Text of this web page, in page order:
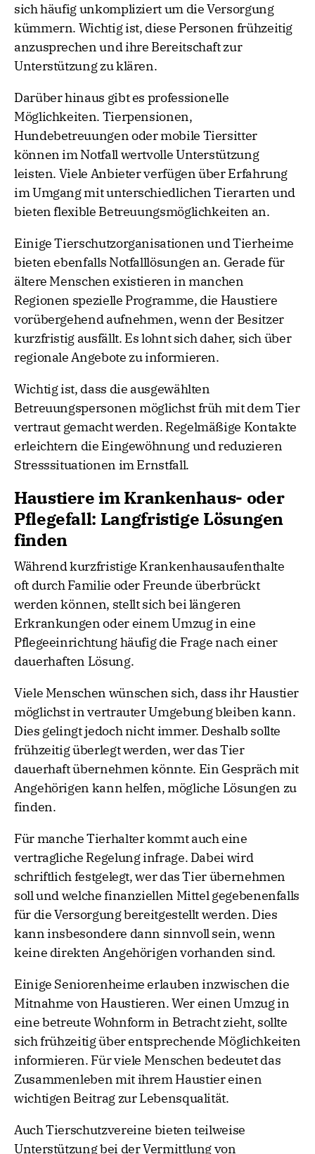
sich häufig unkompliziert um die Versorgung
kümmern. Wichtig ist, diese Personen frühzeitig
anzusprechen und ihre Bereitschaft zur
Unterstützung zu klären.
Darüber hinaus gibt es professionelle
Möglichkeiten. Tierpensionen,
Hundebetreuungen oder mobile Tiersitter
können im Notfall wertvolle Unterstützung
leisten. Viele Anbieter verfügen über Erfahrung
im Umgang mit unterschiedlichen Tierarten und
bieten flexible Betreuungsmöglichkeiten an.
Einige Tierschutzorganisationen und Tierheime
bieten ebenfalls Notfalllösungen an. Gerade für
ältere Menschen existieren in manchen
Regionen spezielle Programme, die Haustiere
vorübergehend aufnehmen, wenn der Besitzer
kurzfristig ausfällt. Es lohnt sich daher, sich über
regionale Angebote zu informieren.
Wichtig ist, dass die ausgewählten
Betreuungspersonen möglichst früh mit dem Tier
vertraut gemacht werden. Regelmäßige Kontakte
erleichtern die Eingewöhnung und reduzieren
Stresssituationen im Ernstfall.
Haustiere im Krankenhaus- oder
Pflegefall: Langfristige Lösungen
finden
Während kurzfristige Krankenhausaufenthalte
oft durch Familie oder Freunde überbrückt
werden können, stellt sich bei längeren
Erkrankungen oder einem Umzug in eine
Pflegeeinrichtung häufig die Frage nach einer
dauerhaften Lösung.
Viele Menschen wünschen sich, dass ihr Haustier
möglichst in vertrauter Umgebung bleiben kann.
Dies gelingt jedoch nicht immer. Deshalb sollte
frühzeitig überlegt werden, wer das Tier
dauerhaft übernehmen könnte. Ein Gespräch mit
Angehörigen kann helfen, mögliche Lösungen zu
finden.
Für manche Tierhalter kommt auch eine
vertragliche Regelung infrage. Dabei wird
schriftlich festgelegt, wer das Tier übernehmen
soll und welche finanziellen Mittel gegebenenfalls
für die Versorgung bereitgestellt werden. Dies
kann insbesondere dann sinnvoll sein, wenn
keine direkten Angehörigen vorhanden sind.
Einige Seniorenheime erlauben inzwischen die
Mitnahme von Haustieren. Wer einen Umzug in
eine betreute Wohnform in Betracht zieht, sollte
sich frühzeitig über entsprechende Möglichkeiten
informieren. Für viele Menschen bedeutet das
Zusammenleben mit ihrem Haustier einen
wichtigen Beitrag zur Lebensqualität.
Auch Tierschutzvereine bieten teilweise
Unterstützung bei der Vermittlung von